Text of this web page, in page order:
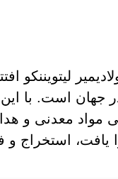
لیتویننکو
جهان است. با
مواد معدنی و
را یافت،